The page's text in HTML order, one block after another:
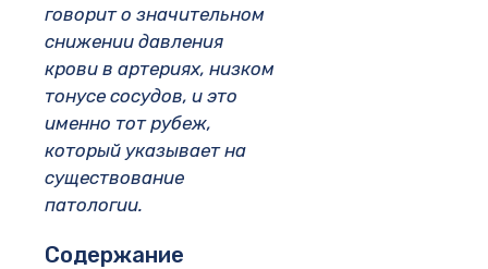
говорит о значительном
снижении давления
крови в артериях, низком
тонусе сосудов, и это
именно тот рубеж,
который указывает на
существование
патологии.
Содержание